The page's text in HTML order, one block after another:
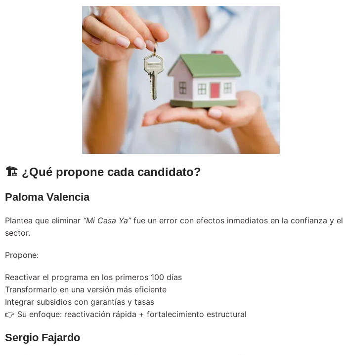
🏗️ ¿Qué propone cada candidato?
Paloma Valencia
Plantea que eliminar “Mi Casa Ya”fue un error con efectos inmediatos en la confianza y el
sector.
Propone:
Reactivar el programa en los primeros 100 días
Transformarlo en una versión más eficiente
Integrar subsidios con garantías y tasas
👉 Su enfoque: reactivación rápida + fortalecimiento estructural
Sergio Fajardo